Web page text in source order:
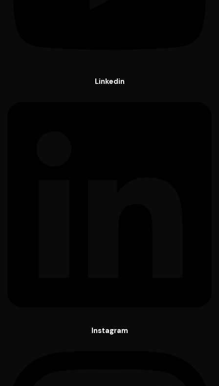
Linkedin
Instagram